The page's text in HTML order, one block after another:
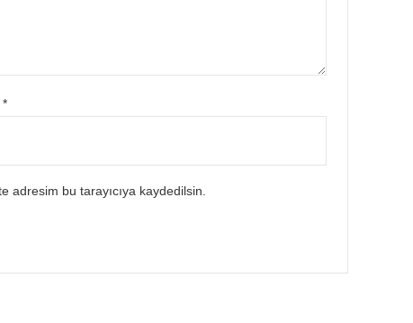
*
adresim bu tarayıcıya kaydedilsin.